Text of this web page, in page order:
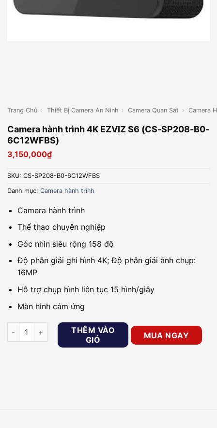
Trang Chủ › Thiết Bị Camera An Ninh › Camera Quan Sát › Camera
Camera hành trình 4K EZVIZ S6 (CS-SP208-B0-
6C12WFBS)
3,150,000₫
SKU: CS-SP208-B0-6C12WFBS
Danh mục: Camera hành trình
Camera hành trình
Thể thao chuyên nghiệp
Góc nhìn siêu rộng 158 độ
Độ phân giải ghi hình 4K; Độ phân giải ảnh chụp:
16MP
Hỗ trợ chụp hình liên tục 15 hình/giây
Màn hình cảm ứng
Camera hành trình 4K EZVIZ S6 (CS-SP208-B0-6C12WFBS)
THÊM VÀO
GIỎ
MUA NGAY